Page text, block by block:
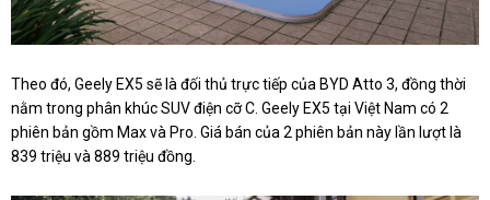
Theo đó, Geely EX5 sẽ là đối thủ trực tiếp của BYD Atto 3, đồng thời
nằm trong phân khúc SUV điện cỡ C. Geely EX5 tại Việt Nam có 2
phiên bản gồm Max và Pro. Giá bán của 2 phiên bản này lần lượt là
839 triệu và 889 triệu đồng.